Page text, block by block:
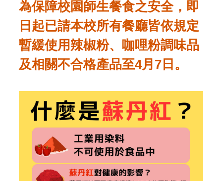
為保障校園師生餐食之安全，即
日起已請本校所有餐廳皆依規定
暫緩使用辣椒粉、咖哩粉調味品
及相關不合格產品至4月7日。